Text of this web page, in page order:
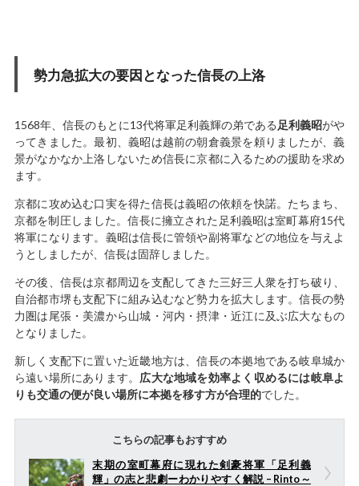
勢力急拡大の要因となった信長の上洛
1568年、信長のもとに13代将軍足利義輝の弟である 足利義昭がや
ってきました。最初、義昭は越前の朝倉義景を頼りましたが、義
景がなかなか上洛しないため信長に京都に入るための援助を求め
ます。
京都に攻め込む口実を得た信長は義昭の依頼を快諾。たちまち、
京都を制圧しました。信長に擁立された足利義昭は室町幕府15代
将軍になります。義昭は信長に管領や副将軍などの地位を与えよ
うとしましたが、信長は固辞しました。
その後、信長は京都周辺を支配してきた三好三人衆を打ち破り、
自治都市堺も支配下に組み込むなど勢力を拡大します。信長の勢
力圏は尾張・美濃から山城・河内・摂津・近江に及ぶ広大なもの
となりました。
新しく支配下に置いた近畿地方は、信長の本拠地である岐阜城か
ら遠い場所にあります。 広大な地域を効率よく収めるには岐阜よ
りも交通の便が良い場所に本拠を移す方が合理的でした。
こちらの記事もおすすめ
末期の室町幕府に現れた剣豪将軍「足利義
輝」の志と悲劇ーわかりやすく解説 – Rinto～